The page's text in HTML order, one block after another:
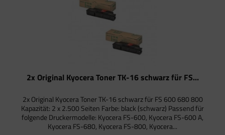
2x Original Kyocera Toner TK-16 schwarz für FS...
2x Original Kyocera Toner TK-16 schwarz für FS 600 680 800
Kapazität: 2 x 2.500 Seiten Farbe: black (schwarz) Passend für
folgende Druckermodelle: Kyocera FS-600, Kyocera FS-600 A,
Kyocera FS-680, Kyocera FS-800, Kyocera...